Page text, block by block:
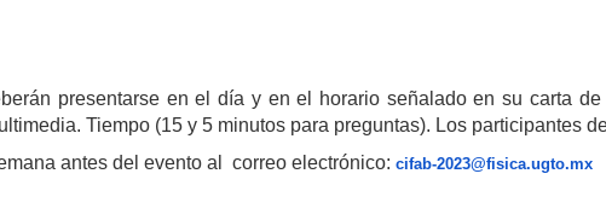
presentarse en el día y en el horario señalado en su carta de
Tiempo (15 y 5 minutos para preguntas). Los participantes
antes del evento al correo electrónico: cifab-2023@fisica.ugto.mx